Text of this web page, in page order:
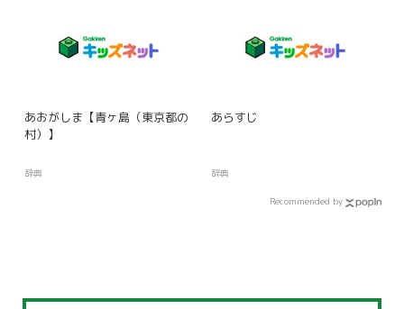
あおがしま【青ヶ島（東京都の
村）】
辞典
あらすじ
辞典
Recommended by